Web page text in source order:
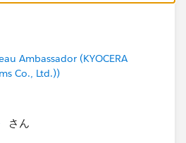
上では表示されない）
Ambassador (KYOCERA
Co., Ltd.))
さん